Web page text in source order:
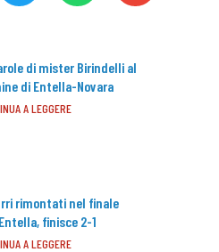
di mister Birindelli al
di Entella-Novara
A LEGGERE
rimontati nel finale
finisce 2-1
A LEGGERE